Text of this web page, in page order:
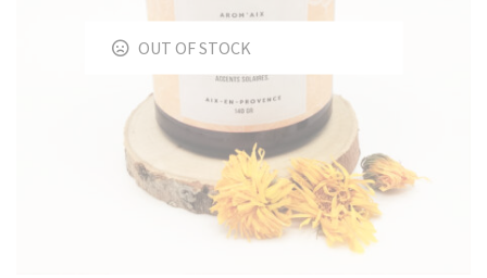
OUT OF STOCK